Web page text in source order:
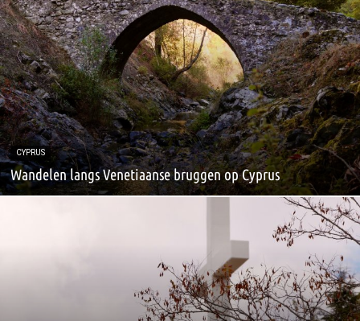
CYPRUS
Wandelen langs Venetiaanse bruggen op Cyprus